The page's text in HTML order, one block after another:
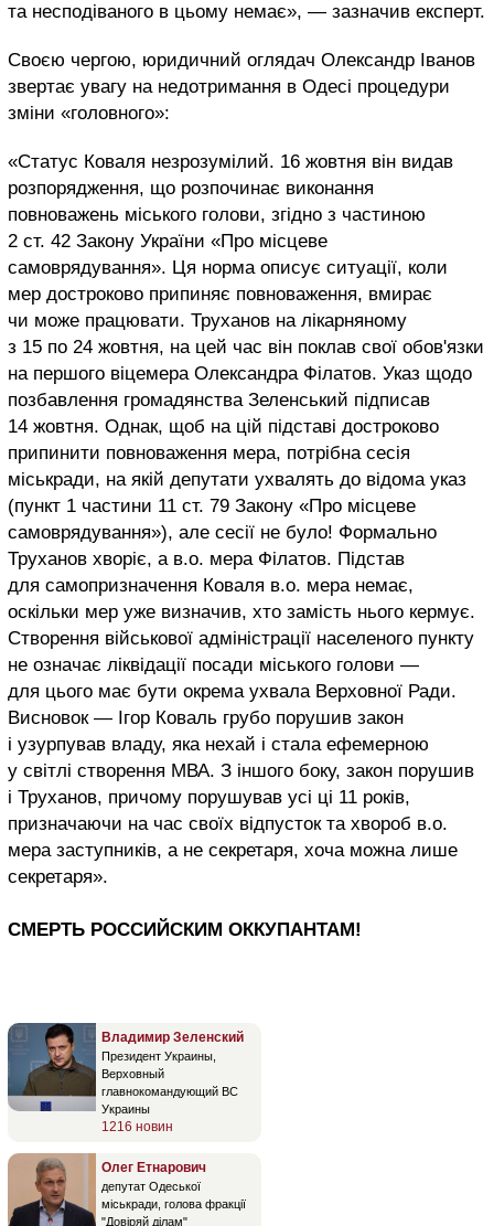
та несподіваного в цьому немає», — зазначив експерт.
Своєю чергою, юридичний оглядач Олександр Іванов
звертає увагу на недотримання в Одесі процедури
зміни «головного»:
«Статус Коваля незрозумілий. 16 жовтня він видав
розпорядження, що розпочинає виконання
повноважень міського голови, згідно з частиною
2 ст. 42 Закону України «Про місцеве
самоврядування». Ця норма описує ситуації, коли
мер достроково припиняє повноваження, вмирає
чи може працювати. Труханов на лікарняному
з 15 по 24 жовтня, на цей час він поклав свої обов'язки
на першого віцемера Олександра Філатов. Указ щодо
позбавлення громадянства Зеленський підписав
14 жовтня. Однак, щоб на цій підставі достроково
припинити повноваження мера, потрібна сесія
міськради, на якій депутати ухвалять до відома указ
(пункт 1 частини 11 ст. 79 Закону «Про місцеве
самоврядування»), але сесії не було! Формально
Труханов хворіє, а в.о. мера Філатов. Підстав
для самопризначення Коваля в.о. мера немає,
оскільки мер уже визначив, хто замість нього кермує.
Створення військової адміністрації населеного пункту
не означає ліквідації посади міського голови —
для цього має бути окрема ухвала Верховної Ради.
Висновок — Ігор Коваль грубо порушив закон
і узурпував владу, яка нехай і стала ефемерною
у світлі створення МВА. З іншого боку, закон порушив
і Труханов, причому порушував усі ці 11 років,
призначаючи на час своїх відпусток та хвороб в.о.
мера заступників, а не секретаря, хоча можна лише
секретаря».
СМЕРТЬ РОССИЙСКИМ ОККУПАНТАМ!
Владимир Зеленский
Президент Украины,
Верховный
главнокомандующий ВС
Украины
1216 новин
Олег Етнарович
депутат Одеської
міськради, голова фракції
"Довіряй ділам"